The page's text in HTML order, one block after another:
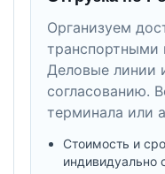
Организуем
Деловые линии
согласованию.
терминала или
Стоимость и
индивидуально